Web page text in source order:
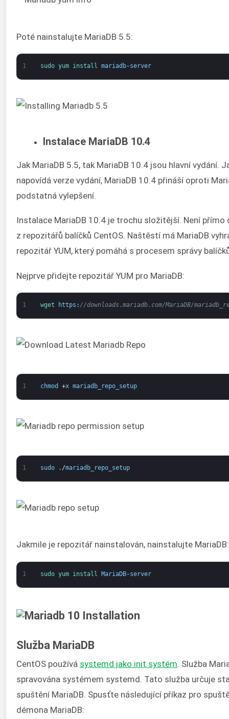
Poté nainstalujte MariaDB 5.5:
1 sudo yum install mariadb-server
Instalace MariaDB 10.4
Jak MariaDB 5.5, tak MariaDB 10.4 jsou hlavní vydání.
napovídá verze vydání, MariaDB 10.4 přináší oproti
podstatná vylepšení.
Instalace MariaDB 10.4 je trochu složitější. Není přímo
z repozitářů balíčků CentOS. Naštěstí má MariaDB
repozitář YUM, který pomáhá s procesem správy
Nejprve přidejte repozitář YUM pro MariaDB:
1 wget https : //downloads.mariadb.com/MariaDB/
1 chmod +x mariadb_repo_setup
1 sudo . /mariadb_repo_setup
Jakmile je repozitář nainstalován, nainstalujte MariaDB:
1 sudo yum install MariaDB-server
Služba MariaDB
CentOS používá systemd jako init systém . Služba
spravována systémem systemd. Tato služba určuje
spuštění MariaDB. Spusťte následující příkaz pro
démona MariaDB: